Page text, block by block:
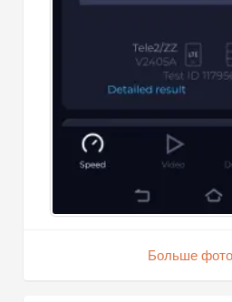
Больше